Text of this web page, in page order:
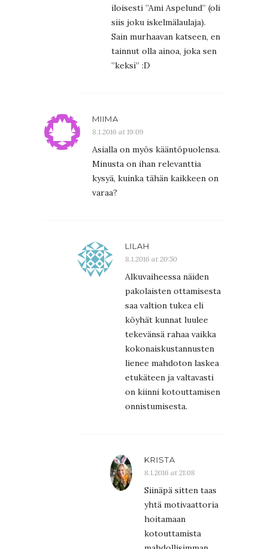
iloisesti ”Ami Aspelund” (oli
siis joku iskelmälaulaja).
Sain murhaavan katseen, en
tainnut olla ainoa, joka sen
”keksi” :D
MIIMA
8.1.2016 at 19:09
Asialla on myös kääntöpuolensa.
Minusta on ihan relevanttia
kysyä, kuinka tähän kaikkeen on
varaa?
LILAH
8.1.2016 at 20:50
Alkuvaiheessa näiden
pakolaisten ottamisesta
saa valtion tukea eli
köyhät kunnat luulee
tekevänsä rahaa vaikka
kokonaiskustannusten
lienee mahdoton laskea
etukäteen ja valtavasti
on kiinni kotouttamisen
onnistumisesta.
KRISTA
8.1.2016 at 21:08
Siinäpä sitten taas
yhtä motivaattoria
hoitamaan
kotouttamista